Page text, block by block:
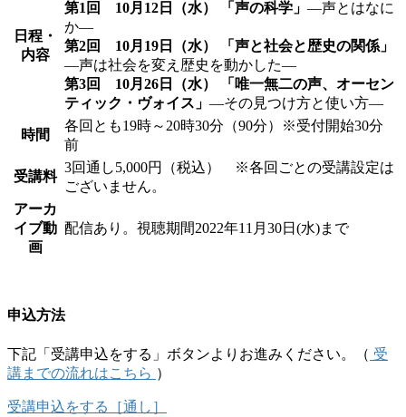
日程・
内容
第1回 10月12日（水） 「声の科学」 ―声とはなに
か―
第2回 10月19日（水） 「声と社会と歴史の関係」
―声は社会を変え歴史を動かした―
第3回 10月26日（水） 「唯一無二の声、オーセン
ティック・ヴォイス」 ―その見つけ方と使い方―
時間
各回とも19時～20時30分（90分）※受付開始30分
前
受講料
3回通し5,000円（税込） ※各回ごとの受講設定は
ございません。
アーカ
イブ動
画
配信あり。視聴期間2022年11月30日(水)まで
申込方法
下記「受講申込をする」ボタンよりお進みください。（ 受
講までの流れはこちら ）
受講申込をする［通し］